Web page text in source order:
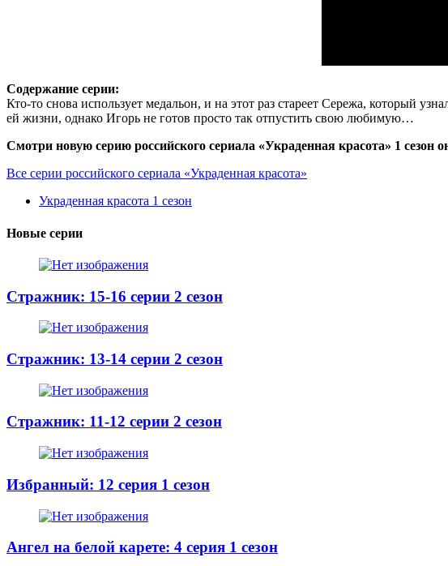
Содержание серии:
Кто-то снова использует медальон, и на этот раз стареет Сережа, который
ей жизни, однако Игорь не готов просто так отпустить свою любимую…
Смотри новую серию российского сериала «Украденная красота» 1 сезон
Все серии российского сериала «Украденная красота»
Украденная красота 1 сезон
Новые серии
Стражник: 15-16 серии 2 сезон
Стражник: 13-14 серии 2 сезон
Стражник: 11-12 серии 2 сезон
Избранный: 12 серия 1 сезон
Ангел на белой карете: 4 серия 1 сезон